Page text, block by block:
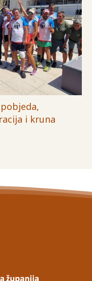
i kruna